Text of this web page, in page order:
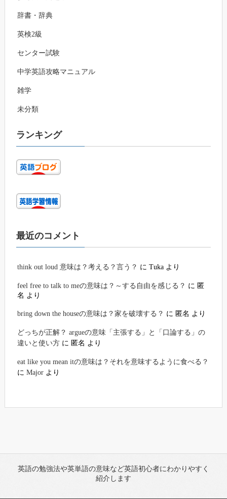
辞書・辞典
英検2級
センター試験
中学英語攻略マニュアル
雑学
未分類
ランキング
最近のコメント
think out loud 意味は？考える？言う？ にTuka より
feel free to talk to meの意味は？～する自由を感じる？ に 匿
名 より
bring down the houseの意味は？家を破壊する？ に 匿名 より
どっちが正解？ argueの意味「主張する」と「口論する」の
違いと使い方 に 匿名 より
eat like you mean itの意味は？それを意味するように食べる？
にMajor より
英語の勉強法や英単語の意味など英語初心者にわかりやすく
紹介します